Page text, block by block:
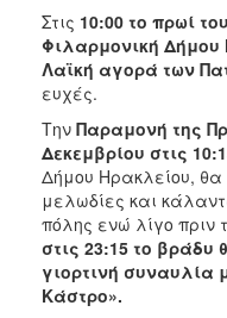
Στις 10:00 το πρωί
Φιλαρμονική Δήμου
Λαϊκή αγορά των
ευχές.
Την Παραμονή της
Δεκεμβρίου στις
Δήμου Ηρακλείου, θα
μελωδίες και
πόλης ενώ λίγο πριν
στις 23:15 το
γιορτινή συναυλία
Κάστρο».